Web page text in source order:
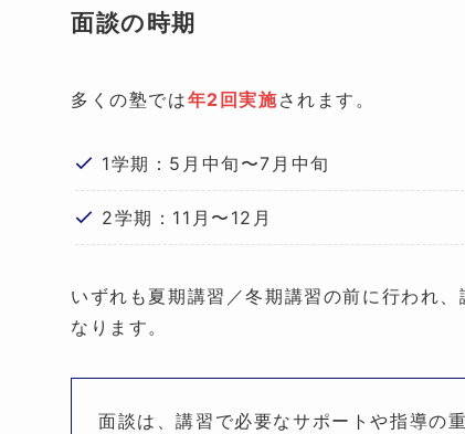
面談の時期
多くの塾では年2回実施されます。
1学期：5月中旬〜7月中旬
2学期：11月〜12月
いずれも夏期講習／冬期講習の前に行われ
なります。
面談は、講習で必要なサポートや指導の